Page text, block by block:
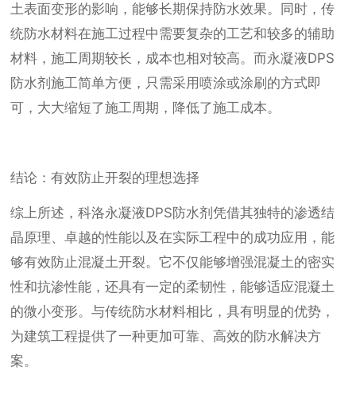
土表面变形的影响，能够长期保持防水效果。同时，传
统防水材料在施工过程中需要复杂的工艺和较多的辅助
材料，施工周期较长，成本也相对较高。而永凝液DPS
防水剂施工简单方便，只需采用喷涂或涂刷的方式即
可，大大缩短了施工周期，降低了施工成本。
结论：有效防止开裂的理想选择
综上所述，科洛永凝液DPS防水剂凭借其独特的渗透结
晶原理、卓越的性能以及在实际工程中的成功应用，能
够有效防止混凝土开裂。它不仅能够增强混凝土的密实
性和抗渗性能，还具有一定的柔韧性，能够适应混凝土
的微小变形。与传统防水材料相比，具有明显的优势，
为建筑工程提供了一种更加可靠、高效的防水解决方
案。